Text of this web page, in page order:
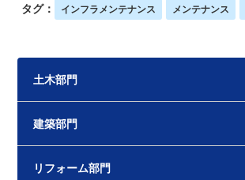
タグ： インフラメンテナンス メンテナンス
土木部門
建築部門
リフォーム部門